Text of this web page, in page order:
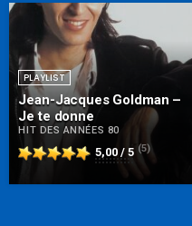
PLAYLIST
Jean-Jacques Goldman –
Je te donne
HIT DES ANNÉES 80
5,00 / 5 (5)